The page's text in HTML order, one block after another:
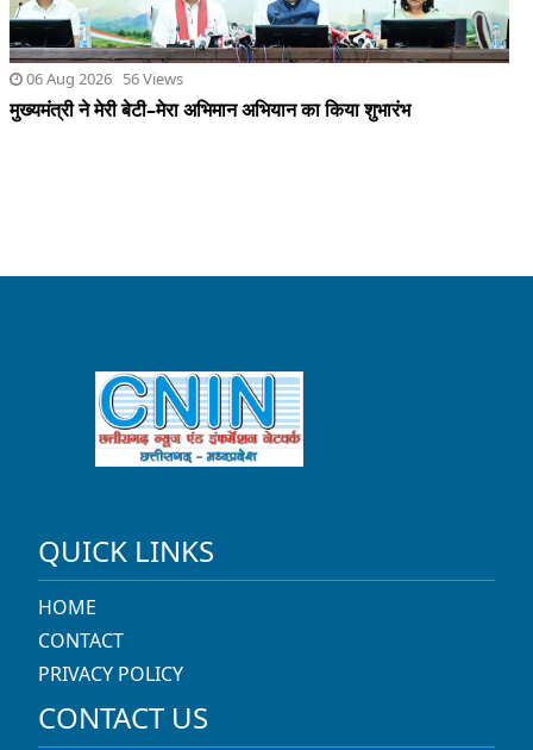
CONTACT
PRIVACY POLICY
Brajesh Choubey (Director/ Editor)
9425520331
chhattisgarhnin2010@gmail.com
पुराना सम्राट टॉकीज काम्प्लेक्स, स्टेशन रोड, रायपुर
SOCIAL LINKS